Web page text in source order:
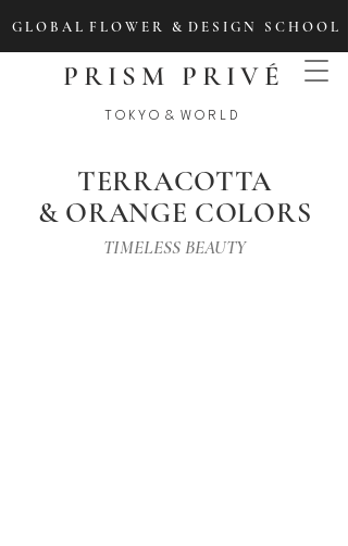
G L O B A L F L O W E R & D E S I G N S C H O O L
PRISM PRIVÉ
T O K Y O & W O R L D
TERRACOTTA
​& ORANGE COLORS
TIMELESS BEAUTY